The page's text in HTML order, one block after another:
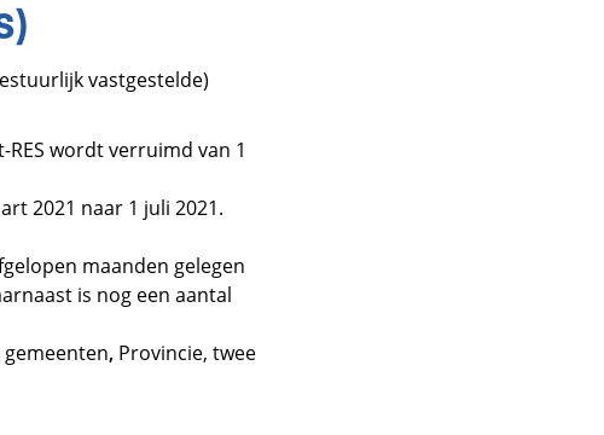
vastgestelde)
wordt verruimd van 1
2021 naar 1 juli 2021.
maanden gelegen
is nog een aantal
, Provincie, twee